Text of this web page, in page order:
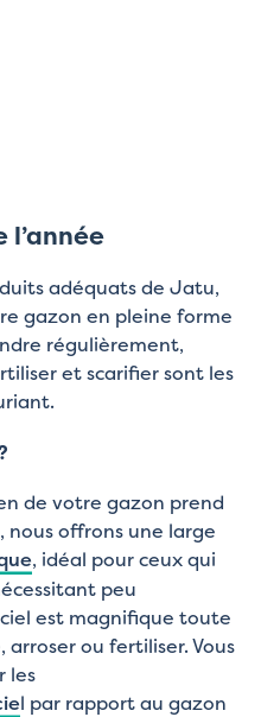
adéquats de Jatu,
gazon en pleine forme
régulièrement,
et scarifier sont les
de votre gazon prend
offrons une large
, idéal pour ceux qui
peu
est magnifique toute
arroser ou fertiliser. Vous
les
l par rapport au gazon